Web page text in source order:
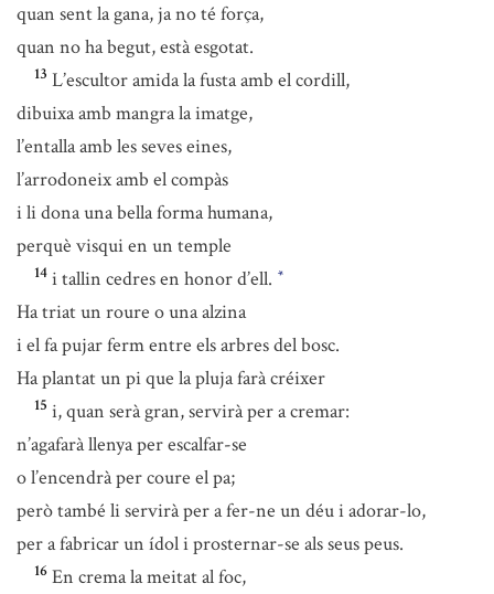
quan sent la gana, ja no té força,
quan no ha begut, està esgotat.
13 L’escultor amida la fusta amb el cordill,
dibuixa amb mangra la imatge,
l’entalla amb les seves eines,
l’arrodoneix amb el compàs
i li dona una bella forma humana,
perquè visqui en un temple
14 i tallin cedres en honor d’ell. *
Ha triat un roure o una alzina
i el fa pujar ferm entre els arbres del bosc.
Ha plantat un pi que la pluja farà créixer
15 i, quan serà gran, servirà per a cremar:
n’agafarà llenya per escalfar-se
o l’encendrà per coure el pa;
però també li servirà per a fer-ne un déu i adorar-lo,
per a fabricar un ídol i prosternar-se als seus peus.
16 En crema la meitat al foc,